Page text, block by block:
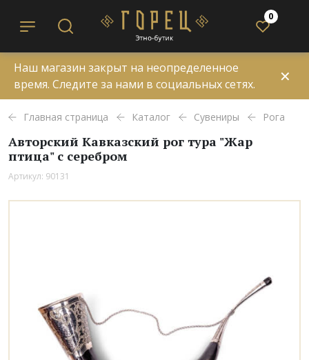
0
Наш магазин закрыт на неопределенное
время. Следите за нами в социальных сетях.
✕
Главная страница Каталог Сувениры Рога
Авторский Кавказский рог тура "Жар
птица" с серебром
Артикул: 90131